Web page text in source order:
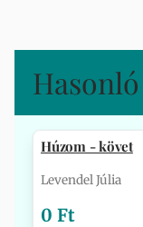
Húzom - követ
Levendel Júlia
0 Ft